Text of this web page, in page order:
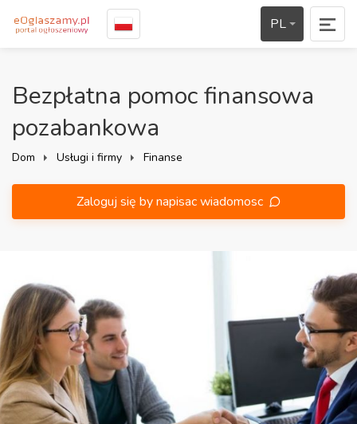
PL
Bezpłatna pomoc finansowa
pozabankowa
Dom Usługi i firmy Finanse
Zaloguj się by napisac wiadomosc